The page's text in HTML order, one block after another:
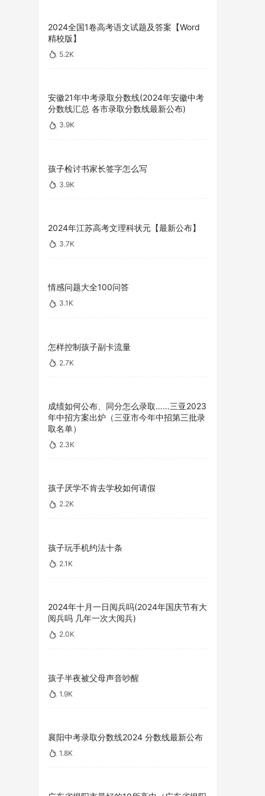
2024全国1卷高考语文试题及答案【Word
精校版】
5.2K
安徽21年中考录取分数线(2024年安徽中考
分数线汇总 各市录取分数线最新公布)
3.9K
孩子检讨书家长签字怎么写
3.9K
2024年江苏高考文理科状元【最新公布】
3.7K
情感问题大全100问答
3.1K
怎样控制孩子副卡流量
2.7K
成绩如何公布、同分怎么录取……三亚2023
年中招方案出炉（三亚市今年中招第三批录
取名单）
2.3K
孩子厌学不肯去学校如何请假
2.2K
孩子玩手机约法十条
2.1K
2024年十月一日阅兵吗(2024年国庆节有大
阅兵吗 几年一次大阅兵)
2.0K
孩子半夜被父母声音吵醒
1.9K
襄阳中考录取分数线2024 分数线最新公布
1.8K